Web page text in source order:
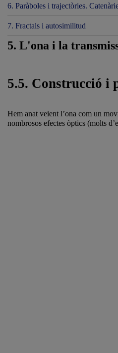
6. Paràboles i trajectòries.
7. Fractals i autosimilitud
5. L'ona i la
5.5. Construcció i
Hem anat veient l’ona com un
nombrosos efectes òptics (molts